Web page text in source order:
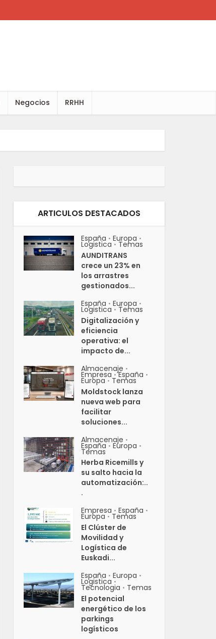
Negocios RRHH
ARTICULOS DESTACADOS
España • Europa •
Logistica • Temas
AUNDITRANS
crece un 23% en
los arrastres
gestionados...
España • Europa •
Logistica • Temas
Digitalización y
eficiencia
operativa: el
impacto de...
Almacenaje •
Empresa • España •
Europa • Temas
Moldstock lanza
nueva web para
facilitar
soluciones...
Almacenaje •
España • Europa •
Temas
Herba Ricemills y
su salto hacia la
automatización:..
.
Empresa • España •
Europa • Temas
El Clúster de
Movilidad y
Logística de
Euskadi...
España • Europa •
Logistica •
Tecnologia • Temas
El potencial
energético de los
parkings
logísticos